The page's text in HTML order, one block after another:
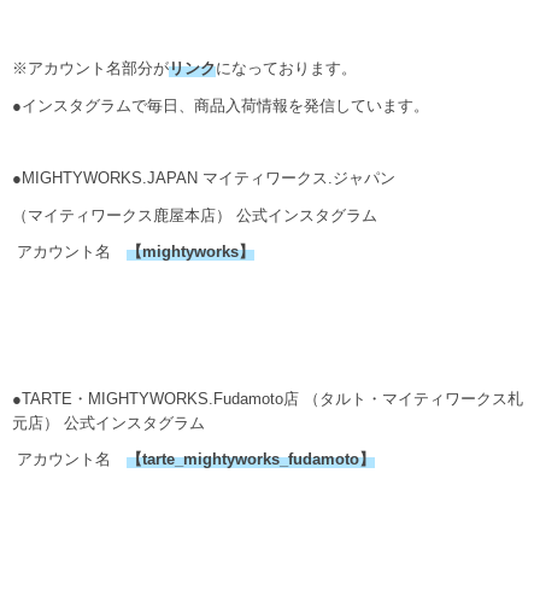
※アカウント名部分がリンクになっております。
●インスタグラムで毎日、商品入荷情報を発信しています。
●MIGHTYWORKS.JAPAN マイティワークス.ジャパン
（マイティワークス鹿屋本店） 公式インスタグラム
アカウント名 【mightyworks】
●TARTE・MIGHTYWORKS.Fudamoto店 （タルト・マイティワークス札
元店） 公式インスタグラム
アカウント名 【tarte_mightyworks_fudamoto】